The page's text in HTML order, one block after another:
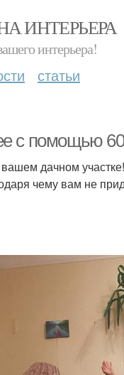
ИНТЕРЬЕРА
интерьера!
статьи
с помощью
дачном
чему вам не